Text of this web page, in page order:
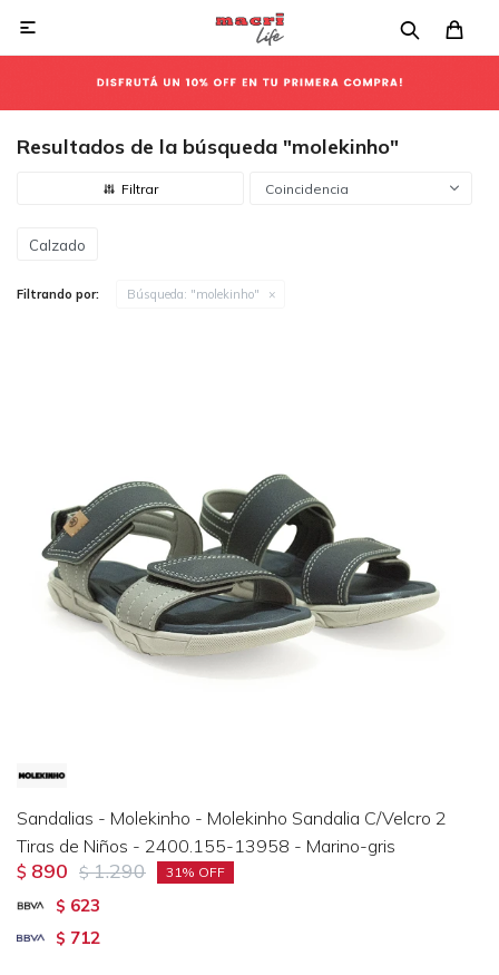

Resultados de la búsqueda "molekinho"
Coincidencia
Calzado
Filtrando por: Búsqueda: "molekinho"
Sandalias - Molekinho - Molekinho Sandalia C/Velcro 2
Tiras de Niños - 2400.155-13958 - Marino-gris
$ 890 $ 1.290 31
$ 623
$ 712